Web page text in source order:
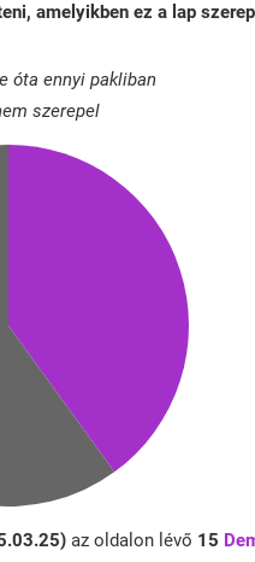
amelyikben ez a lap
óta ennyi pakliban
szerepel
az oldalon lévő 15